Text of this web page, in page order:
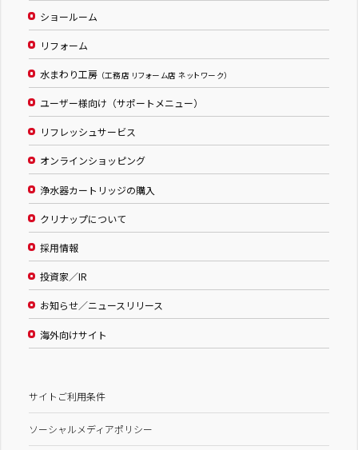
ショールーム
リフォーム
水まわり工房 （工務店 リフォーム店 ネットワーク）
ユーザー様向け（サポートメニュー）
リフレッシュサービス
オンラインショッピング
浄水器カートリッジの購入
クリナップについて
採用情報
投資家／IR
お知らせ／ニュースリリース
海外向けサイト
サイトご利用条件
ソーシャルメディアポリシー